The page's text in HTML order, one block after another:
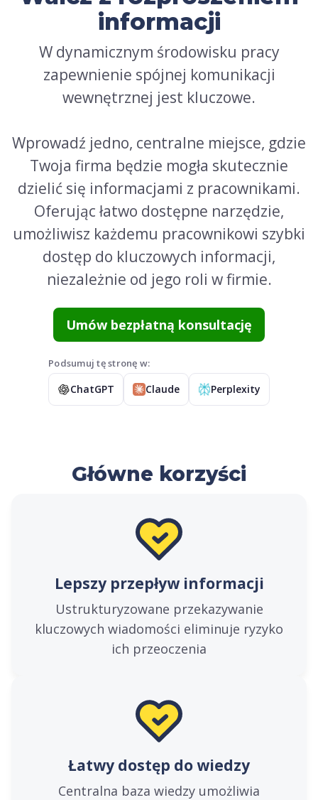
informacji
W dynamicznym środowisku pracy
zapewnienie spójnej komunikacji
wewnętrznej jest kluczowe.
Wprowadź jedno, centralne miejsce, gdzie
Twoja firma będzie mogła skutecznie
dzielić się informacjami z pracownikami.
Oferując łatwo dostępne narzędzie,
umożliwisz każdemu pracownikowi szybki
dostęp do kluczowych informacji,
niezależnie od jego roli w firmie.
Umów bezpłatną konsultację
Podsumuj tę stronę w:
ChatGPT Claude Perplexity
Główne korzyści
Lepszy przepływ informacji
Ustrukturyzowane przekazywanie
kluczowych wiadomości eliminuje ryzyko
ich przeoczenia
Łatwy dostęp do wiedzy
Centralna baza wiedzy umożliwia